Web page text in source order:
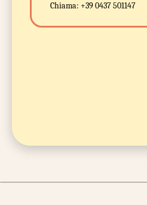
Chiama: +39 0437 501147